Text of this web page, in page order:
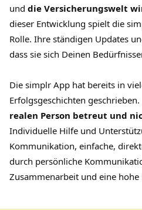
und die Versicherungswelt
dieser Entwicklung spielt die
Rolle. Ihre ständigen Updates
dass sie sich Deinen
Die simplr App hat bereits in
Erfolgsgeschichten geschrieben.
realen Person betreut und
Individuelle Hilfe und
Kommunikation, einfache,
durch persönliche
Zusammenarbeit und eine